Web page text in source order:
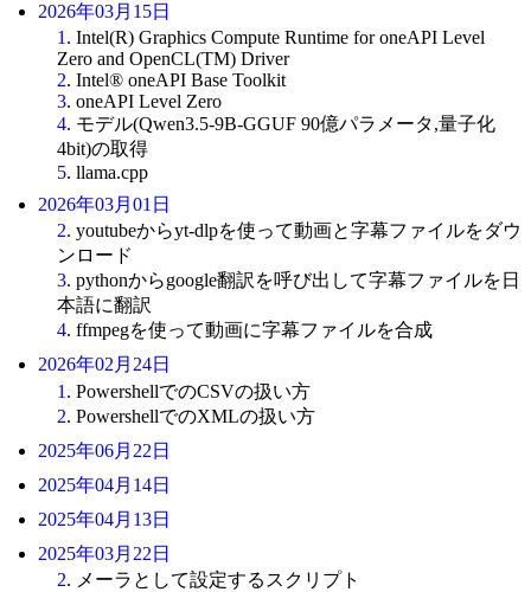
2026年03月15日
1 . Intel(R) Graphics Compute Runtime for oneAPI Level
Zero and OpenCL(TM) Driver
2. Intel® oneAPI Base Toolkit
3. oneAPI Level Zero
4. モデル(Qwen3.5-9B-GGUF 90億パラメータ,量子化
4bit)の取得
5. llama.cpp
2026年03月01日
2. youtubeからyt-dlpを使って動画と字幕ファイルをダウ
ンロード
3. pythonからgoogle翻訳を呼び出して字幕ファイルを日
本語に翻訳
4. ffmpegを使って動画に字幕ファイルを合成
2026年02月24日
1 . PowershellでのCSVの扱い方
2. PowershellでのXMLの扱い方
2025年06月22日
2025年04月14日
2025年04月13日
2025年03月22日
2. メーラとして設定するスクリプト